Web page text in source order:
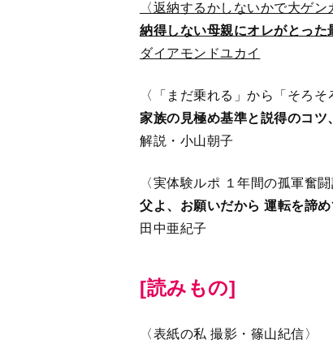
〈返納するかしないかで大ゲン
納得しない母親にオレがとった
ダイアモンドユカイ
〈「まだ乗れる」から「そろそ
家族の見極め基準と説得のコツ
解説・小山朝子
〈実体験ルポ １年間の孤軍奮闘
父よ、お願いだから 運転を諦め
田中亜紀子
[読みもの]
〈表紙の私 撮影・篠山紀信〉